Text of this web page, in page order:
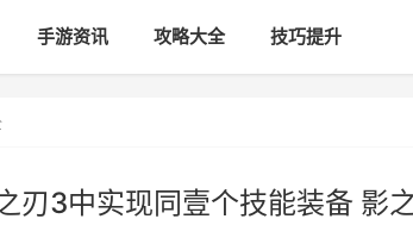
手游资讯 攻略大全 技巧提升
刃3中实现同壹个技能装备 影